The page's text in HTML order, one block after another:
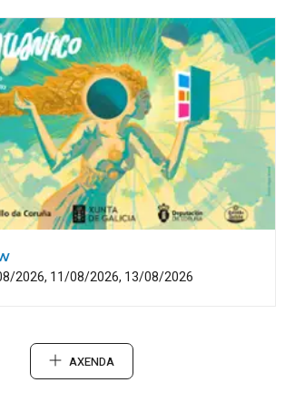
2026, 11/08/2026, 13/08/2026
AXENDA